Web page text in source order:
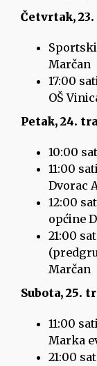
Četvrtak,
Marčan
17:00
OŠ
Petak, 24.
10:00
11:00
Dvorac
12:00
općine
21:00
Marčan
Subota, 25.
11:00
Marka
21:00